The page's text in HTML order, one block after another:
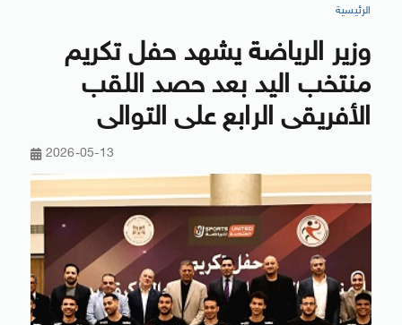
الرئيسية
وزير الرياضة يشهد حفل تكريم
منتخب اليد بعد حصد اللقب
الأفريقى الرابع على التوالى
2026-05-13